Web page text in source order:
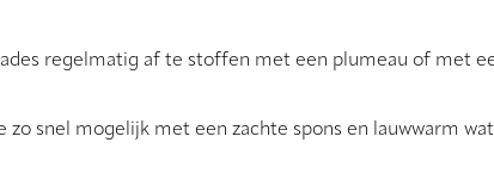
regelmatig af te stoffen met een plumeau of met
zo snel mogelijk met een zachte spons en lauwwarm